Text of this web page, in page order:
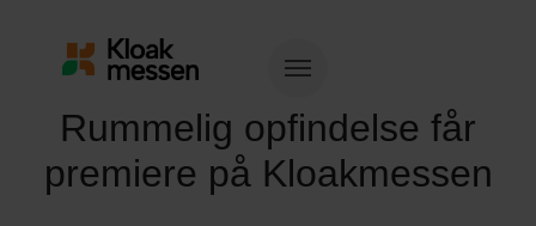
Rummelig opfindelse får
premiere på Kloakmessen